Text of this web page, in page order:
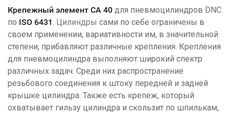
Крепежный элемент CA 40 для пневмоцилиндров DNC
по ISO 6431. Цилиндры сами по себе ограничены в
своем применении, вариативности им, в значительной
степени, прибавляют различные крепления. Крепления
для пневмоцилиндра выполняют широкий спектр
различных задач. Среди них распространение
резьбового соединения к штоку передней и задней
крышке цилиндра. Также есть крепеж, который
охватывает гильзу цилиндра и скользит по шпилькам,